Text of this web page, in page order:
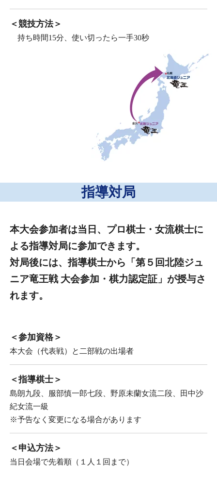
＜競技方法＞
持ち時間15分、使い切ったら一手30秒
指導対局
本大会参加者は当日、プロ棋士・女流棋士に
よる指導対局に参加できます。
対局後には、指導棋士から「第５回北陸ジュ
ニア竜王戦 大会参加・棋力認定証」が授与さ
れます。
＜参加資格＞
本大会（代表戦）と二部戦の出場者
＜指導棋士＞
島朗九段、服部慎一郎七段、野原未蘭女流二段、田中沙
紀女流一級
※予告なく変更になる場合があります
＜申込方法＞
当日会場で先着順（１人１回まで）